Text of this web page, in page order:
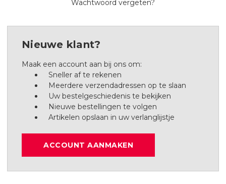
Wachtwoord vergeten?
Nieuwe klant?
Maak een account aan bij ons om:
Sneller af te rekenen
Meerdere verzendadressen op te slaan
Uw bestelgeschiedenis te bekijken
Nieuwe bestellingen te volgen
Artikelen opslaan in uw verlanglijstje
ACCOUNT AANMAKEN